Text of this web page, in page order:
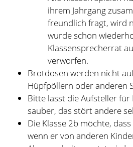
Wir haben uns für dieses
wünschen allen Vierties alles
ihre neuen Schulen!
Wir freuen uns auf ein neues
sind gespannt, wer es mit uns